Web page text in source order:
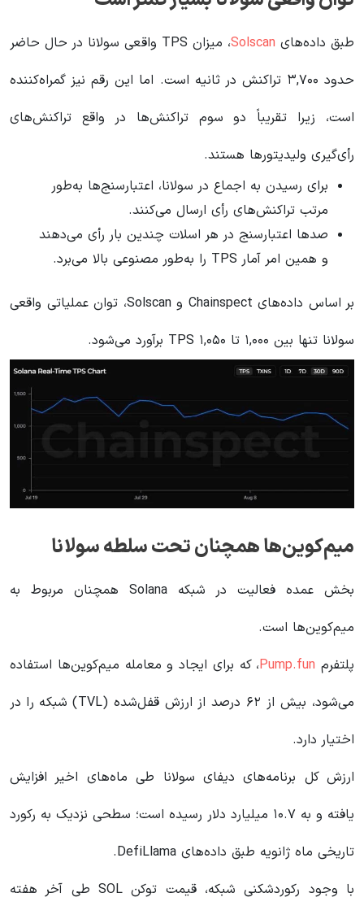
طبق داده‌های Solscan
، میزان TPS واقعی سولانا در حال حاضر
حدود ۳,۷۰۰ تراکنش در ثانیه است. اما این رقم نیز گمراه‌کننده
است، زیرا تقریباً دو سوم تراکنش‌ها در واقع تراکنش‌های
رأی‌گیری ولیدیتورها هستند.
برای رسیدن به اجماع در سولانا، اعتبارسنج‌ها به‌طور
مرتب تراکنش‌های رأی ارسال می‌کنند.
صدها اعتبارسنج در هر اسلات چندین بار رأی می‌دهند
و همین امر آمار TPS را به‌طور مصنوعی بالا می‌برد.
بر اساس داده‌های Chainspect و Solscan، توان عملیاتی واقعی
سولانا تنها بین ۱,۰۰۰ تا ۱,۰۵۰ TPS برآورد می‌شود.
میم‌کوین‌ها همچنان تحت سلطه سولانا
بخش عمده فعالیت در شبکه Solana همچنان مربوط به
میم‌کوین‌ها است.
پلتفرم Pump.fun، که برای ایجاد و معامله میم‌کوین‌ها استفاده
می‌شود، بیش از ۶۲ درصد از ارزش قفل‌شده (TVL) شبکه را در
اختیار دارد.
ارزش کل برنامه‌های دیفای سولانا طی ماه‌های اخیر افزایش
یافته و به ۱۰.۷ میلیارد دلار رسیده است؛ سطحی نزدیک به رکورد
تاریخی ماه ژانویه طبق داده‌های DefiLlama.
با وجود رکوردشکنی شبکه، قیمت توکن SOL طی آخر هفته